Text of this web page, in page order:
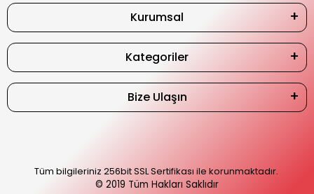
Kurumsal
Kategoriler
Bize Ulaşın
Tüm bilgileriniz 256bit SSL Sertifikası ile korunmaktadır.
© 2019 Tüm Hakları Saklıdır